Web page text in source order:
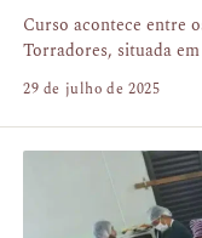
Curso acontece entre
Torradores, situada em
29 de julho de 2025